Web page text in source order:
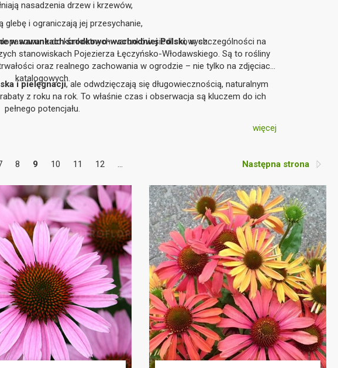
nasadzenia drzew i krzewów,
glebę i ograniczają jej przesychanie,
do konkretnych warunków siedliskowych.
w warunkach środkowo-wschodniej Polski, w szczególności na
stanowiskach Pojezierza Łęczyńsko-Włodawskiego. Są to rośliny
oraz realnego zachowania w ogrodzie – nie tylko na zdjęciach
katalogowych.
i pielęgnacji, ale odwdzięczają się długowiecznością, naturalnym
z roku na rok. To właśnie czas i obserwacja są kluczem do ich
pełnego potencjału.
więcej
8 9 10 11 12 ... Następna strona